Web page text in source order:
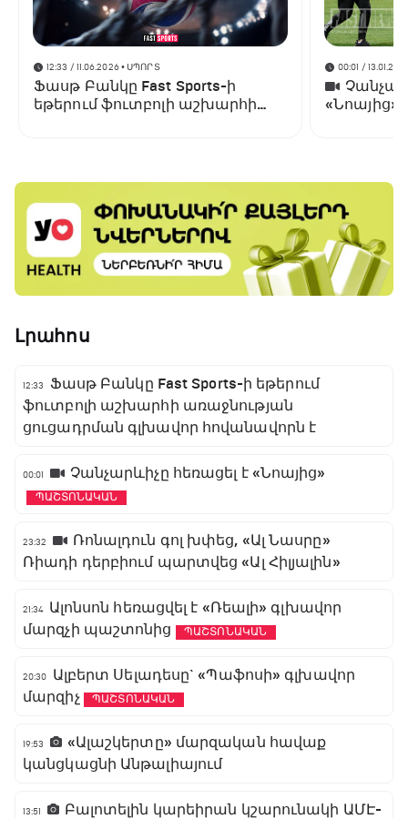
12:33 / 11.06.2026• ՍՊՈՐՏ
Ֆասթ Բանկը Fast Sports-ի
եթերում ֆուտբոլի աշխարհի
00:01 /
«Նոայից»
Լրահոս
12:33
Ֆասթ Բանկը Fast Sports-ի եթերում
ֆուտբոլի աշխարհի առաջնության
ցուցադրման գլխավոր հովանավորն է
00:01 Չանչարևիչը հեռացել է «Նոայից»
ՊԱՇՏՈՆԱԿԱՆ
23:32
Ռոնալդուն գոլ խփեց, «Ալ Նասրը»
Ռիադի դերբիում պարտվեց «Ալ Հիլյալին»
21:34 Ալոնսոն հեռացվել է «Ռեալի» գլխավոր
մարզչի պաշտոնից
ՊԱՇՏՈՆԱԿԱՆ
20:30
Ալբերտ Սելադեսը` «Պաֆոսի» գլխավոր
մարզիչ
ՊԱՇՏՈՆԱԿԱՆ
19:53
«Ալաշկերտը» մարզական հավաք
կանցկացնի Անթալիայում
13:51 Բալոտելին կարեիրան կշարունակի ԱՄԷ-